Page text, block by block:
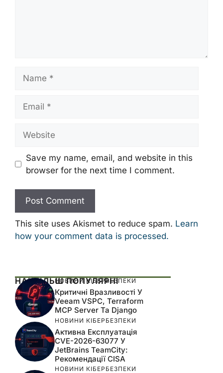
Save my name, email, and website in this
browser for the next time I comment.
This site uses Akismet to reduce spam. Learn
how your comment data is processed.
НАЙБІЛЬШ ПОПУЛЯРНІ
НОВИНИ КІБЕРБЕЗПЕКИ
Критичні Вразливості У
Veeam VSPC, Terraform
MCP Server Та Django
НОВИНИ КІБЕРБЕЗПЕКИ
Активна Експлуатація
CVE-2026-63077 У
JetBrains TeamCity:
Рекомендації CISA
НОВИНИ КІБЕРБЕЗПЕКИ